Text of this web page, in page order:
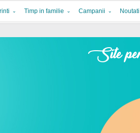
Timp in familie Campanii Noutati